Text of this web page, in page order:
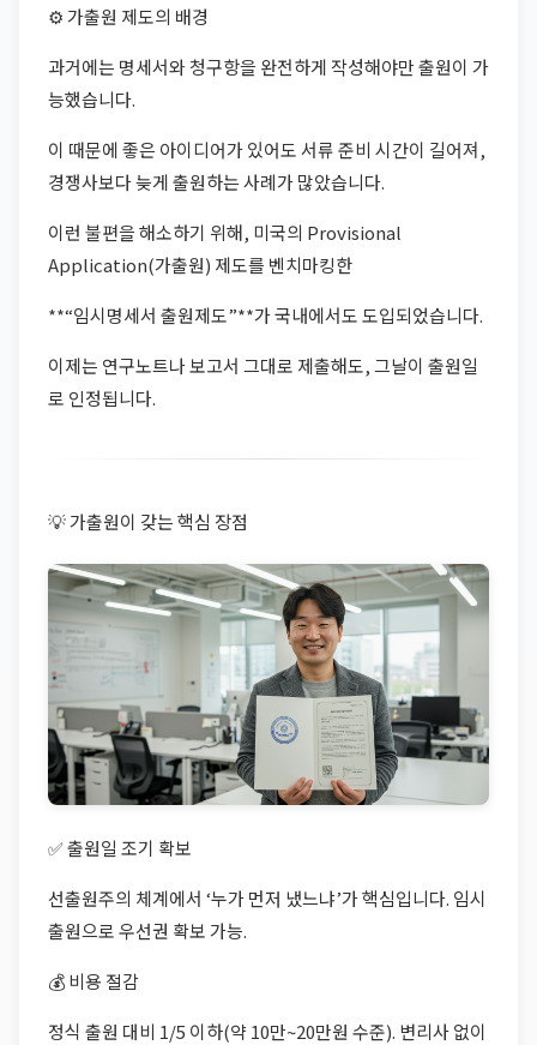
⚙️ 가출원 제도의 배경
과거에는 명세서와 청구항을 완전하게 작성해야만 출원이 가
능했습니다.
이 때문에 좋은 아이디어가 있어도 서류 준비 시간이 길어져,
경쟁사보다 늦게 출원하는 사례가 많았습니다.
이런 불편을 해소하기 위해, 미국의 Provisional
Application(가출원) 제도를 벤치마킹한
**“임시명세서 출원제도”**가 국내에서도 도입되었습니다.
이제는 연구노트나 보고서 그대로 제출해도, 그날이 출원일
로 인정됩니다.
💡 가출원이 갖는 핵심 장점
✅ 출원일 조기 확보
선출원주의 체계에서 ‘누가 먼저 냈느냐’가 핵심입니다. 임시
출원으로 우선권 확보 가능.
💰 비용 절감
정식 출원 대비 1/5 이하(약 10만~20만원 수준). 변리사 없이